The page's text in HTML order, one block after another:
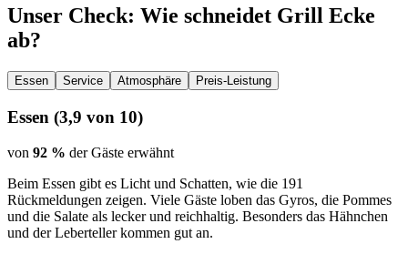
Unser Check: Wie schneidet Grill Ecke
ab?
Essen Service Atmosphäre Preis-Leistung
Essen (3,9 von 10)
von 92 % der Gäste erwähnt
Beim Essen gibt es Licht und Schatten, wie die 191
Rückmeldungen zeigen. Viele Gäste loben das Gyros, die Pommes
und die Salate als lecker und reichhaltig. Besonders das Hähnchen
und der Leberteller kommen gut an.